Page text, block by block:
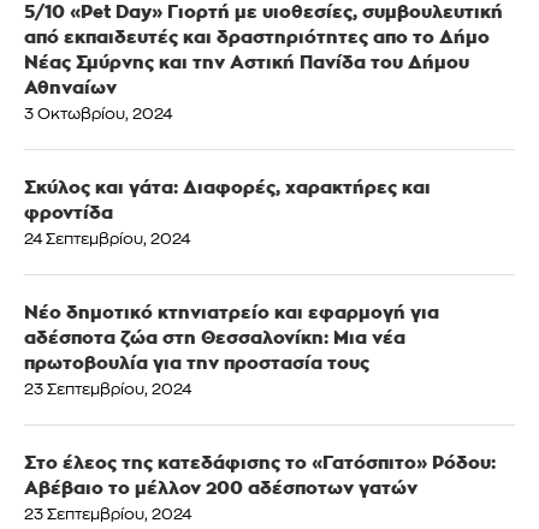
5/10 «Pet Day» Γιορτή με υιοθεσίες, συμβουλευτική
από εκπαιδευτές και δραστηριότητες απο το Δήμο
Νέας Σμύρνης και την Αστική Πανίδα του Δήμου
Αθηναίων
3 Οκτωβρίου, 2024
Σκύλος και γάτα: Διαφορές, χαρακτήρες και
φροντίδα
24 Σεπτεμβρίου, 2024
Νέο δημοτικό κτηνιατρείο και εφαρμογή για
αδέσποτα ζώα στη Θεσσαλονίκη: Μια νέα
πρωτοβουλία για την προστασία τους
23 Σεπτεμβρίου, 2024
Στο έλεος της κατεδάφισης το «Γατόσπιτο» Ρόδου:
Αβέβαιο το μέλλον 200 αδέσποτων γατών
23 Σεπτεμβρίου, 2024